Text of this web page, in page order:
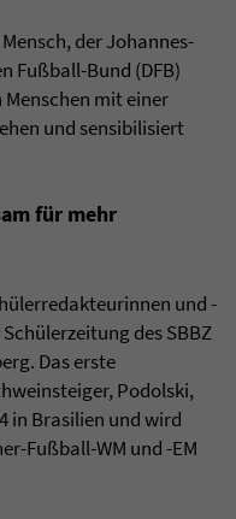
der Johannes-
Fußball-Bund (DFB)
mit einer
und sensibilisiert
für mehr
und -
des SBBZ
Das erste
Podolski,
in Brasilien und wird
Fußball-WM und -EM